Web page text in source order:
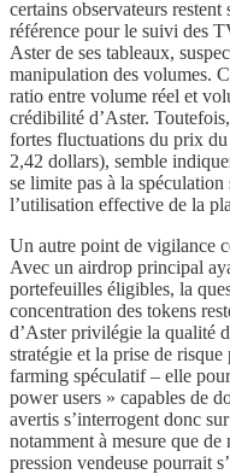
certains observateurs
référence pour le suivi des
Aster de ses tableaux,
manipulation des volumes.
ratio entre volume réel et
crédibilité d’Aster.
fortes fluctuations du prix du
2,42 dollars), semble
se limite pas à la spéculation
l’utilisation effective de la
Un autre point de vigilance
Avec un airdrop principal
portefeuilles éligibles, la
concentration des tokens
d’Aster privilégie la qualité
stratégie et la prise de
farming spéculatif – elle
power users » capables de
avertis s’interrogent donc
notamment à mesure que
pression vendeuse pourrait